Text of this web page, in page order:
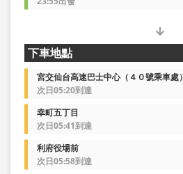
下車地點
宮交仙台高速巴士中心（４０號乘車處）
次日05:20到達
幸町五丁目
次日05:41到達
利府役場前
次日05:58到達